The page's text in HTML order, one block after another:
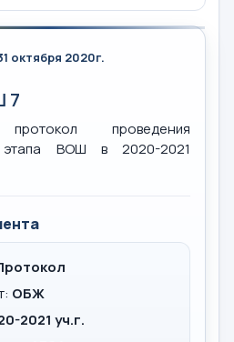
октября 2020г.
7
проведения
этапа ВОШ в 2020-2021
ОБЖ
2021 уч.г.